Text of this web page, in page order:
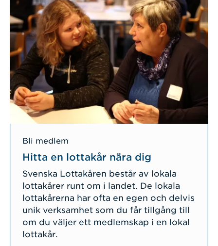
Bli medlem
Hitta en lottakår nära dig
Svenska Lottakåren består av lokala
lottakårer runt om i landet. De lokala
lottakårerna har ofta en egen och delvis
unik verksamhet som du får tillgång till
om du väljer ett medlemskap i en lokal
lottakår.